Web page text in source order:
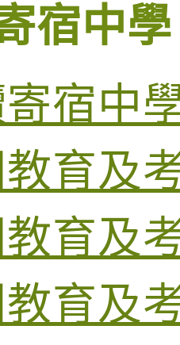
宿中學
宿中
育及
育及
育及